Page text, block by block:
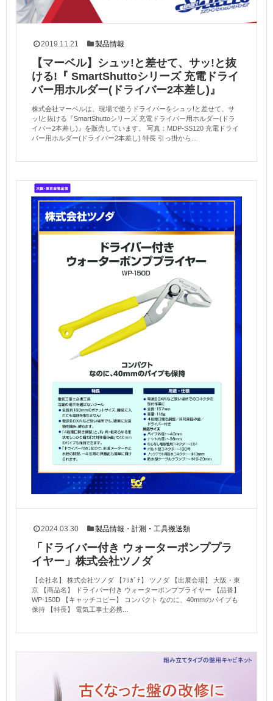
2019.11.21 製品情報
【マーベル】シュッ!と差せて、サッ!と抜
ける!『 SmartShuttoシリーズ 充電ドライ
バー用ホルダー(ドライバー2本差し)』
株式会社マーベルは、現場で使うドライバーをシュッ!と差せて、サ
ッ!と抜ける『SmartShuttoシリーズ 充電ドライバー用ホルダー(ドラ
イバー2本差し)』を販売しています。 写真：MDP-SS120 充電ドライ
バー用ホルダー(ドライバー2本差し) 特長 引っ掛から...
2024.03.30 製品情報 ・計測・工具搬送類
「ドライバー付き ウォーターポンププラ
イヤー」株式会社ツノダ
【会社名】 株式会社ツノダ 【ﾌﾘｶﾞﾅ】 ツノダ 【出展会場】 大阪・東
京 【商品名】 ドライバー付き ウォーターポンププライヤー 【品番】
WP-150D 【キャッチコピー】 コンパクト なのに、40mmのパイプも
保持 【特長】 電気工事士必携...